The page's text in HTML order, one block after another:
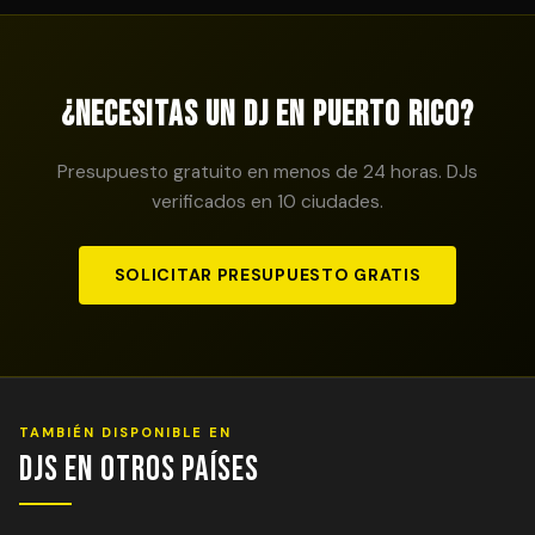
listado, contáctanos: probablemente tengamos
para que el evento sea exactamente como lo imaginas.
¿Necesitas un DJ en Puerto Rico?
Presupuesto gratuito en menos de 24 horas. DJs
verificados en 10 ciudades.
SOLICITAR PRESUPUESTO GRATIS
TAMBIÉN DISPONIBLE EN
DJs en Otros Países